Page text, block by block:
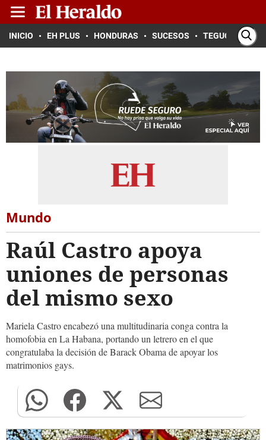
INICIO EH PLUS HONDURAS SUCESOS TEGUCIGALPA
Mundo
Raúl Castro apoya
uniones de personas
del mismo sexo
Mariela Castro encabezó una multitudinaria conga contra la
homofobia en La Habana, portando un letrero en el que
congratulaba la decisión de Barack Obama de apoyar los
matrimonios gays.